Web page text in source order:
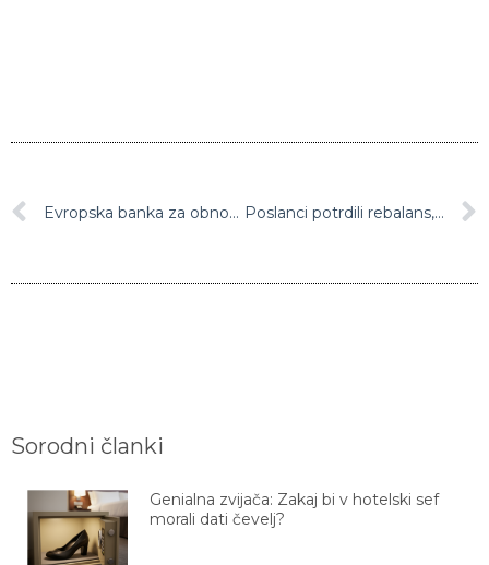
Evropska banka za obnovo in razvoj močno dvignila napoved gospodarske rasti za Slovenijo Poslanci potrdili rebalans, proračun bo tako dosegel nov rekord
Sorodni članki
Genialna zvijača: Zakaj bi v hotelski sef
morali dati čevelj?